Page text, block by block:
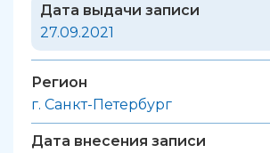
Дата выдачи записи
27.09.2021
Регион
г. Санкт-Петербург
Дата внесения записи